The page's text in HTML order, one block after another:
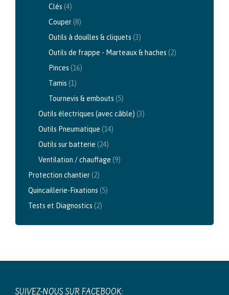
Clés (4)
Couper(8)
Outils à douilles & cliquets (3)
Outils de frappe - Marteaux & haches (2)
Pinces (16)
Tamis (1)
Tournevis & embouts (5)
Outils électriques (avec câble) (3)
Outils Pneumatique (14)
Outils sur batterie (24)
Ventilation / chauffage (9)
Protection chantier(2)
Quincaillerie-Fixations (5)
Tests et Diagnostics (2)
SUIVEZ-NOUS SUR FACEBOOK: